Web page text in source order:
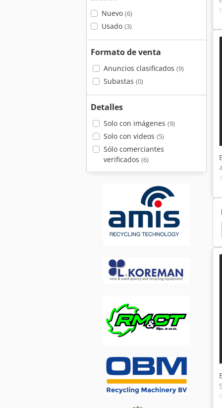
Nuevo (6)
Usado (3)
Formato de venta
Anuncios clasificados (9)
Subastas (0)
Detalles
Solo con imágenes (9)
Solo con videos (5)
Sólo comerciantes
verificados (6)